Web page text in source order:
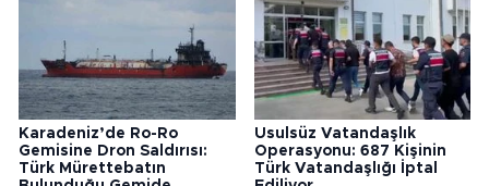
Karadeniz’de Ro-Ro
Gemisine Dron Saldırısı:
Türk Mürettebatın
Usulsüz Vatandaşlık
Operasyonu: 687 Kişinin
Türk Vatandaşlığı İptal